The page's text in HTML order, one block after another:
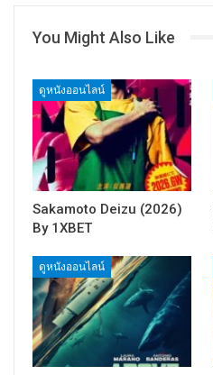
You Might Also Like
ดูหนังออนไลน์
Sakamoto Deizu (2026)
By 1XBET
ดูหนังออนไลน์